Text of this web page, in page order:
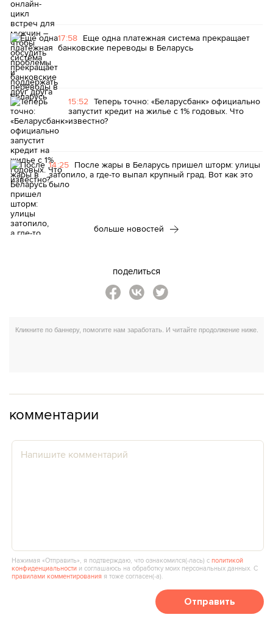
17:58 Еще одна платежная система прекращает
банковские переводы в Беларусь
15:52 Теперь точно: «Беларусбанк» официально
запустит кредит на жилье с 1% годовых. Что
известно?
14:25 После жары в Беларусь пришел шторм: улицы
затопило, а где-то выпал крупный град. Вот как это
было
больше новостей
поделиться
комментарии
Нажимая «Отправить», я подтверждаю, что ознакомился(‑лась) сполитикой
конфиденциальности и соглашаюсь на обработку моих персональных данных. С
правилами комментирования я тоже согласен(‑а).
Отправить